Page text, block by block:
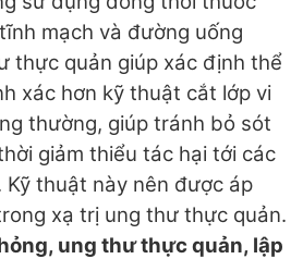
mạch và đường uống
thực quản giúp xác định thể
xác hơn kỹ thuật cắt lớp vi
thường, giúp tránh bỏ sót
giảm thiểu tác hại tới các
Kỹ thuật này nên được áp
xạ trị ung thư thực quản.
ung thư thực quản, lập